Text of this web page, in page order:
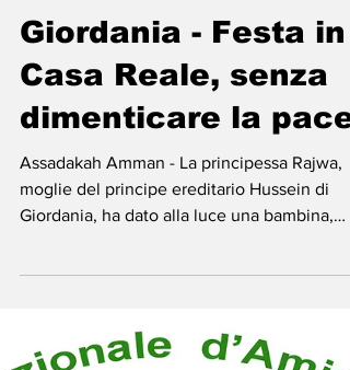
-
6 ago 2024
Tempo di lettura: 2 min
Giordania - Festa in
Casa Reale, senza
moglie del principe ereditario Hussein di
Giordania, ha dato alla luce una bambina,